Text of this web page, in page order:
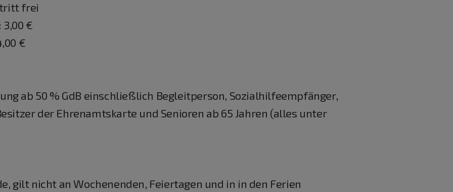
frei
3,00 €
€
ab 50 % GdB einschließlich Begleitperson, Sozialhilfeempfänger,
der Ehrenamtskarte und Senioren ab 65 Jahren (alles unter
gilt nicht an Wochenenden, Feiertagen und in in den Ferien